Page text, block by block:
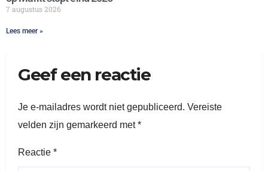
7 augustus 2026
Lees meer »
Geef een reactie
Je e-mailadres wordt niet gepubliceerd. Vereiste
velden zijn gemarkeerd met*
Reactie *